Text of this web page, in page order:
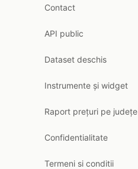
Contact
API public
Dataset deschis
Instrumente și widget
Raport prețuri pe județe
Confidentialitate
Termeni si conditii